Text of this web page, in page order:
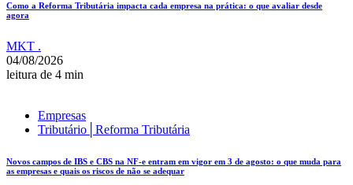
Como a Reforma Tributária impacta cada empresa na prática: o que avaliar desde
agora
MKT .
04/08/2026
leitura de 4 min
Empresas
Tributário│Reforma Tributária
Novos campos de IBS e CBS na NF-e entram em vigor em 3 de agosto: o que muda para
as empresas e quais os riscos de não se adequar